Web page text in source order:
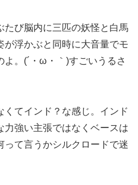
たび脳内に三匹の妖怪と白馬
が浮かぶと同時に大音量でモ
。(´・ω・｀)すごいうるさ
くてインド？な感じ。インド
力強い主張ではなくベースは
って言うかシルクロードで迷